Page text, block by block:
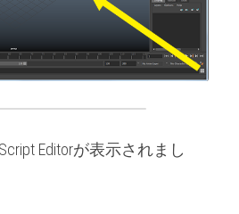
Editorが表示されまし